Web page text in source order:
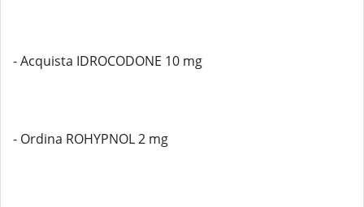
- Acquista IDROCODONE 10 mg
- Ordina ROHYPNOL 2 mg